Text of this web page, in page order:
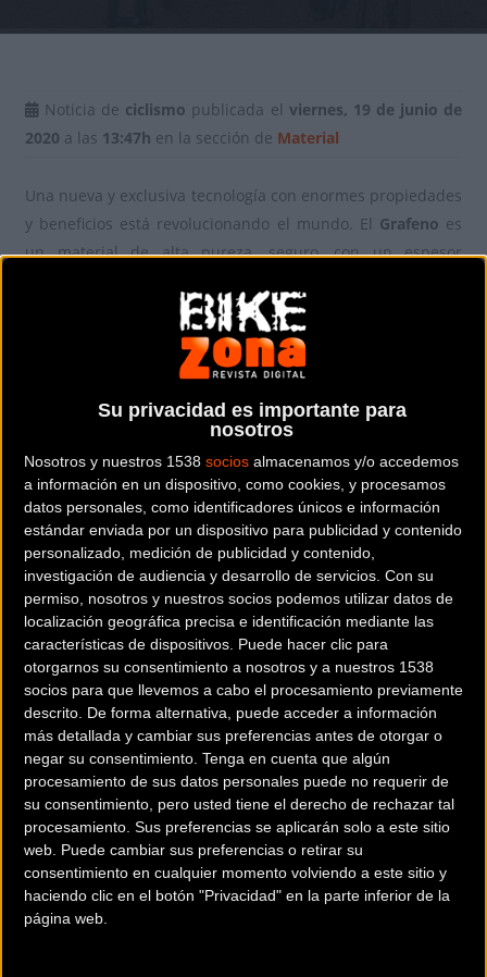
Su privacidad es importante para
nosotros
Nosotros y nuestros 1538 socios almacenamos y/o accedemos
a información en un dispositivo, como cookies, y procesamos
datos personales, como identificadores únicos e información
estándar enviada por un dispositivo para publicidad y contenido
personalizado, medición de publicidad y contenido,
investigación de audiencia y desarrollo de servicios. Con su
permiso, nosotros y nuestros socios podemos utilizar datos de
localización geográfica precisa e identificación mediante las
características de dispositivos. Puede hacer clic para
otorgarnos su consentimiento a nosotros y a nuestros 1538
socios para que llevemos a cabo el procesamiento previamente
descrito. De forma alternativa, puede acceder a información
más detallada y cambiar sus preferencias antes de otorgar o
negar su consentimiento. Tenga en cuenta que algún
procesamiento de sus datos personales puede no requerir de
su consentimiento, pero usted tiene el derecho de rechazar tal
procesamiento. Sus preferencias se aplicarán solo a este sitio
web. Puede cambiar sus preferencias o retirar su
consentimiento en cualquier momento volviendo a este sitio y
haciendo clic en el botón "Privacidad" en la parte inferior de la
página web.
Noticia de ciclismo publicada el viernes, 19 de junio de
2020 a las 13:47h en la sección de Material
Una nueva y exclusiva tecnología con enormes propiedades
y beneficios está revolucionando el mundo. El Grafeno es
un material de alta pureza, seguro, con un espesor
resistencia mecánica del diamante y la flexibilidad del
presenta su nueva gama de prendas
nueva línea conGrafenoque incluye un maillot y una
chaqueta, con un culote corto para combinarlos como tu
quieras.
Maillot Velocity HD Race
Lavelocidad y el control de la temperaturason el corazón
del nuevomaillot Velocity G+,delachaqueta G+ DWRydel
culote corto Velocity HD Race. El maillot y la chaqueta
están hechos con un tejido basado en hilos de Grafeno
que permite a los ciclistas lograr el máximo rendimiento
manteniendo el cuerpo en la condición térmica ideal.
Elmaillot Velocity G+,de hecho, utiliza el CORE G+
tecnología Graphene G+. El CORE G+ ha demostrado ser
capaz de equilibrar eficazmente la temperatura corporal,
favoreciendo un microclima ideal y confortable para